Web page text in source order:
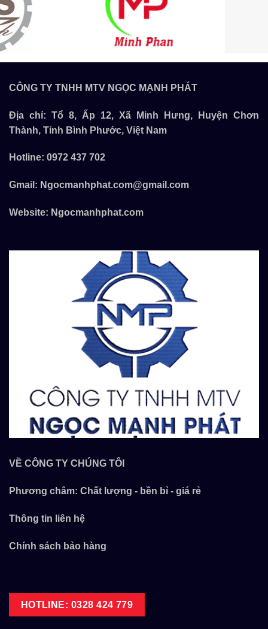
CÔNG TY TNHH MTV NGỌC MẠNH PHÁT
Địa chỉ: Tổ 8, Ấp 12, Xã Minh Hưng, Huyện Chơn
Thành, Tỉnh Bình Phước, Việt Nam
Hotline: 0972 437 702
Gmail: Ngocmanhphat.com@gmail.com
Website: Ngocmanhphat.com
VỀ CÔNG TY CHÚNG TÔI
Phương châm: Chất lượng - bền bỉ - giá rẻ
Thông tin liên hệ
Chính sách bảo hàng
HOTLINE: 0328 424 779